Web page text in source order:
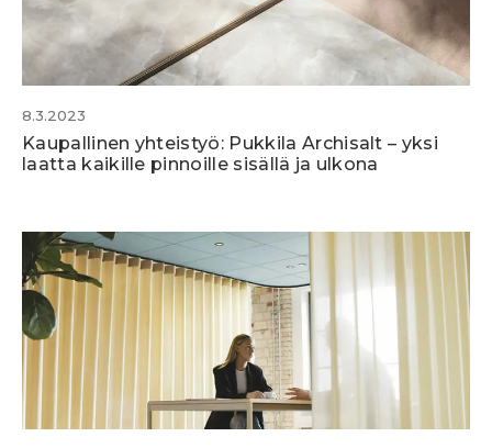
8.3.2023
Kaupallinen yhteistyö: Pukkila Archisalt – yksi
laatta kaikille pinnoille sisällä ja ulkona